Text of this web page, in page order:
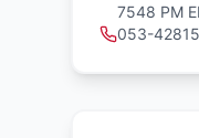
7548 PM
053-